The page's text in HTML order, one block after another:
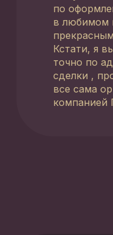
по
в любимом
Кстати, я
точно по
сделки ,
все сама
компанией